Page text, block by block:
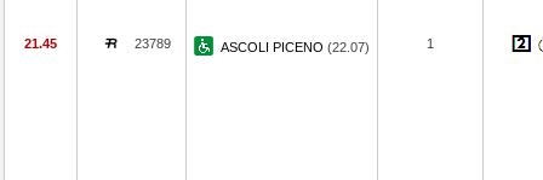
21.45 23789 ASCOLI PICENO (22.07) 1